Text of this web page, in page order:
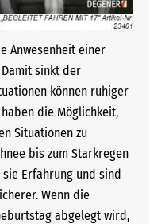
Anwesenheit einer
sinkt der
können ruhiger
die Möglichkeit,
Situationen zu
bis zum Starkregen
Erfahrung und sind
Wenn die
abgelegt wird,